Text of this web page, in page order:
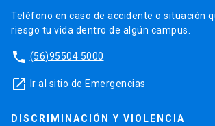
Teléfono en caso de accidente o situación
riesgo tu vida dentro de algún campus.
phone (56)95504 5000
launch Ir al sitio de Emergencias
DISCRIMINACIÓN Y VIOLENCIA